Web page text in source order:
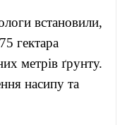
встановили,
гектара
метрів ґрунту.
насипу та